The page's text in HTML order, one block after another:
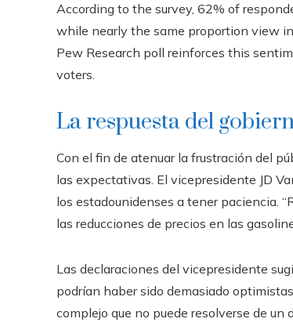
According to the survey, 62% of
while nearly the same proportion view
Pew Research poll reinforces this
voters.
La respuesta del
Con el fin de atenuar la frustración del
las expectativas. El vicepresidente JD
los estadounidenses a tener paciencia.
las reducciones de precios en las
Las declaraciones del vicepresidente
podrían haber sido demasiado
complejo que no puede resolverse de